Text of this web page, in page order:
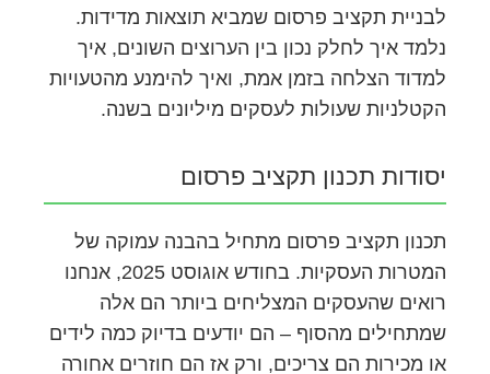
לבניית תקציב פרסום שמביא תוצאות מדידות.
נלמד איך לחלק נכון בין הערוצים השונים, איך
למדוד הצלחה בזמן אמת, ואיך להימנע מהטעויות
הקטלניות שעולות לעסקים מיליונים בשנה.
יסודות תכנון תקציב פרסום
תכנון תקציב פרסום מתחיל בהבנה עמוקה של
המטרות העסקיות. בחודש אוגוסט 2025, אנחנו
רואים שהעסקים המצליחים ביותר הם אלה
שמתחילים מהסוף – הם יודעים בדיוק כמה לידים
או מכירות הם צריכים, ורק אז הם חוזרים אחורה